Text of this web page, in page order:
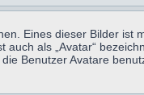
Eines dieser Bilder
als „Avatar“
Benutzer Avatare